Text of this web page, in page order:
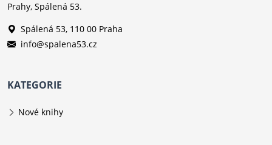
Prahy, Spálená 53.
Spálená 53, 110 00 Praha
info@spalena53.cz
KATEGORIE
Nové knihy